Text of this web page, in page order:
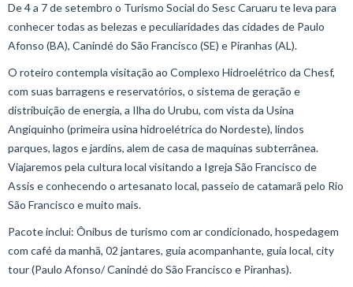
De 4 a 7 de setembro o Turismo Social do Sesc Caruaru te leva para
conhecer todas as belezas e peculiaridades das cidades de Paulo
Afonso (BA), Canindé do São Francisco (SE) e Piranhas (AL).
O roteiro contempla visitação ao Complexo Hidroelétrico da Chesf,
com suas barragens e reservatórios, o sistema de geração e
distribuição de energia, a Ilha do Urubu, com vista da Usina
Angiquinho (primeira usina hidroelétrica do Nordeste), lindos
parques, lagos e jardins, alem de casa de maquinas subterrânea.
Viajaremos pela cultura local visitando a Igreja São Francisco de
Assis e conhecendo o artesanato local, passeio de catamarã pelo Rio
São Francisco e muito mais.
Pacote inclui: Ônibus de turismo com ar condicionado, hospedagem
com café da manhã, 02 jantares, guia acompanhante, guia local, city
tour (Paulo Afonso/ Canindé do São Francisco e Piranhas).